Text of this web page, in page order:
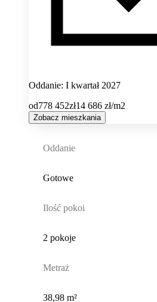
Oddanie: I kwartał 2027
od778 452zł14 686 zł/m2
Zobacz mieszkania
Oddanie
Gotowe
Ilość pokoi
2 pokoje
Metraż
38,98 m²